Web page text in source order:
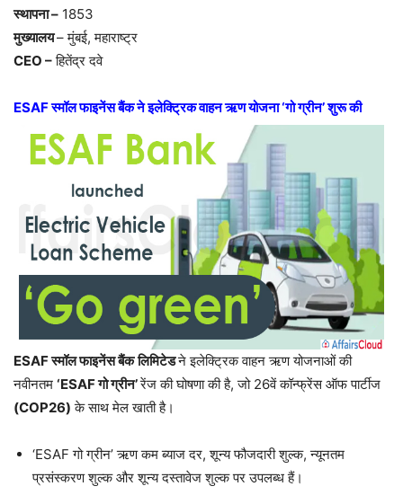
स्थापना – 1853
मुख्यालय– मुंबई, महाराष्ट्र
CEO –हितेंद्र दवे
ESAF स्मॉल फाइनेंस बैंक ने इलेक्ट्रिक वाहन ऋण योजना ‘गो ग्रीन’ शुरू की
ESAF स्मॉल फाइनेंस बैंक लिमिटेडने इलेक्ट्रिक वाहन ऋण योजनाओं की
नवीनतम ‘ESAF गो ग्रीन’रेंज की घोषणा की है, जो 26वें कॉन्फ्रेंस ऑफ पार्टीज
(COP26) के साथ मेल खाती है।
‘ESAF गो ग्रीन’ ऋण कम ब्याज दर, शून्य फौजदारी शुल्क, न्यूनतम
प्रसंस्करण शुल्क और शून्य दस्तावेज शुल्क पर उपलब्ध हैं।